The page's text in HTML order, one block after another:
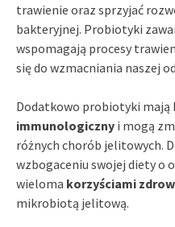
trawienie oraz sprzyjać
bakteryjnej. Probiotyki
wspomagają procesy
się do wzmacniania naszej
Dodatkowo probiotyki mają
immunologiczny i mogą
różnych chorób jelitowych.
wzbogaceniu swojej diety o
wieloma korzyściami
mikrobiotą jelitową.